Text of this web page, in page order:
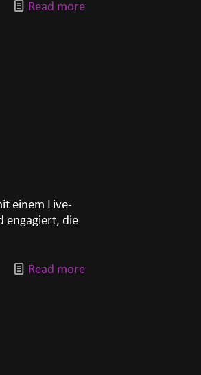
Read more
einem Live-
engagiert, die
Read more